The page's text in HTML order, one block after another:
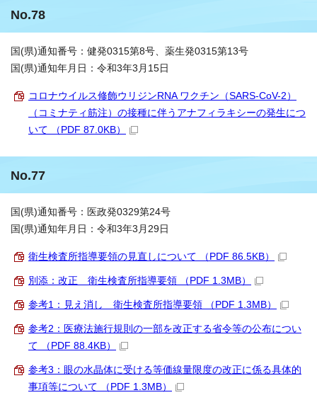
No.78
国(県)通知番号：健発0315第8号、薬生発0315第13号
国(県)通知年月日：令和3年3月15日
コロナウイルス修飾ウリジンRNA ワクチン（SARS-CoV-2）
（コミナティ筋注）の接種に伴うアナフィラキシーの発生につ
いて （PDF 87.0KB）
No.77
国(県)通知番号：医政発0329第24号
国(県)通知年月日：令和3年3月29日
衛生検査所指導要領の見直しについて （PDF 86.5KB）
別添：改正 衛生検査所指導要領 （PDF 1.3MB）
参考1：見え消し 衛生検査所指導要領 （PDF 1.3MB）
参考2：医療法施行規則の一部を改正する省令等の公布につい
て （PDF 88.4KB）
参考3：眼の水晶体に受ける等価線量限度の改正に係る具体的
事項等について （PDF 1.3MB）